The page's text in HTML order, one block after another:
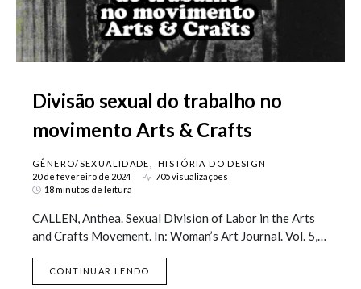
Divisão sexual do trabalho no
movimento Arts & Crafts
GÊNERO/SEXUALIDADE
HISTÓRIA DO DESIGN
20 de fevereiro de 2024
705 visualizações
18 minutos de leitura
CALLEN, Anthea. Sexual Division of Labor in the Arts
and Crafts Movement. In: Woman’s Art Journal. Vol. 5,…
CONTINUAR LENDO